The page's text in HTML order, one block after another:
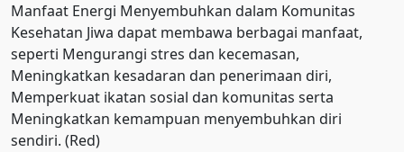
Manfaat Energi Menyembuhkan dalam Komunitas
Kesehatan Jiwa dapat membawa berbagai manfaat,
seperti Mengurangi stres dan kecemasan,
Meningkatkan kesadaran dan penerimaan diri,
Memperkuat ikatan sosial dan komunitas serta
Meningkatkan kemampuan menyembuhkan diri
sendiri. (Red)